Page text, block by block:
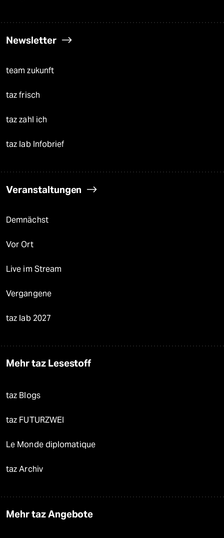
Newsletter
team zukunft
taz frisch
taz zahl ich
taz lab Infobrief
Veranstaltungen
Demnächst
Vor Ort
Live im Stream
Vergangene
taz lab 2027
Mehr taz Lesestoff
taz Blogs
taz FUTURZWEI
Le Monde diplomatique
taz Archiv
Mehr taz Angebote